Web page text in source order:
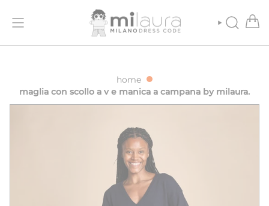
contenuto
GRATUITA PER ORDINI SUPERIORI A 500€
CERCA
home
maglia con scollo a v e manica a campana by milaura.